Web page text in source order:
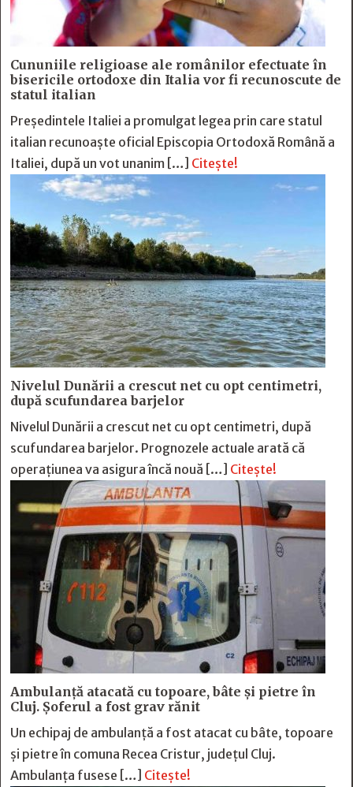
Cununiile religioase ale românilor efectuate în
bisericile ortodoxe din Italia vor fi recunoscute de
statul italian
Președintele Italiei a promulgat legea prin care statul
italian recunoaște oficial Episcopia Ortodoxă Română a
Italiei, după un vot unanim […] Citește!
Nivelul Dunării a crescut net cu opt centimetri,
după scufundarea barjelor
Nivelul Dunării a crescut net cu opt centimetri, după
scufundarea barjelor. Prognozele actuale arată că
operațiunea va asigura încă nouă […] Citește!
Ambulanță atacată cu topoare, bâte și pietre în
Cluj. Șoferul a fost grav rănit
Un echipaj de ambulanță a fost atacat cu bâte, topoare
și pietre în comuna Recea Cristur, județul Cluj.
Ambulanța fusese […] Citește!